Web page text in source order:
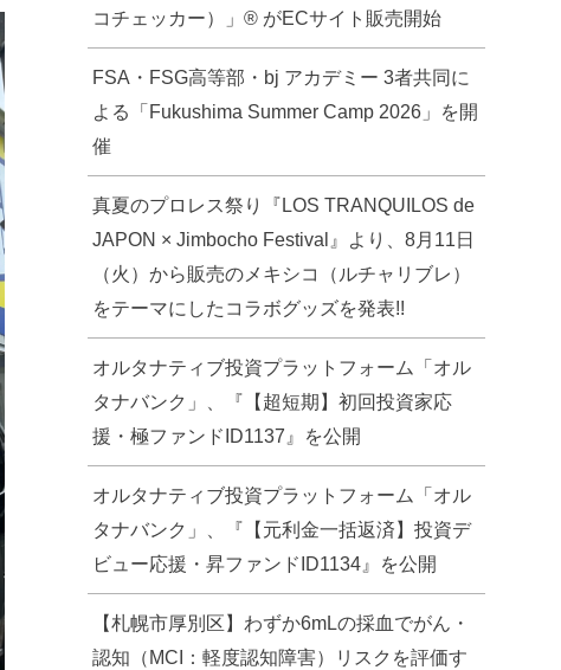
コチェッカー）」® がECサイト販売開始
FSA・FSG高等部・bj アカデミー 3者共同に
よる「Fukushima Summer Camp 2026」を開
催
真夏のプロレス祭り『LOS TRANQUILOS de
JAPON × Jimbocho Festival』より、8月11日
（火）から販売のメキシコ（ルチャリブレ）
をテーマにしたコラボグッズを発表!!
オルタナティブ投資プラットフォーム「オル
タナバンク」、『【超短期】初回投資家応
援・極ファンドID1137』を公開
オルタナティブ投資プラットフォーム「オル
タナバンク」、『【元利金一括返済】投資デ
ビュー応援・昇ファンドID1134』を公開
【札幌市厚別区】わずか6mLの採血でがん・
認知（MCI：軽度認知障害）リスクを評価す